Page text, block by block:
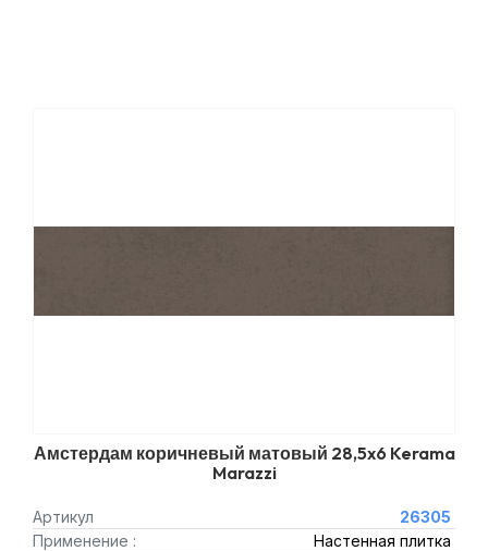
Амстердам коричневый матовый 28,5x6 Kerama
Marazzi
Артикул
26305
Применение :
Настенная плитка